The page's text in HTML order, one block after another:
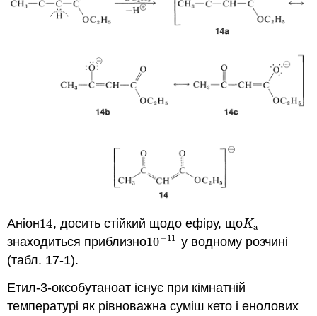
Аніон14
14, досить стійкий щодо ефіру, щоKa
Ka
знаходиться приблизно10−11
10−11у водному розчині
(табл. 17-1).
Етил-3-оксобутаноат існує при кімнатній
температурі як рівноважна суміш кето і енолових